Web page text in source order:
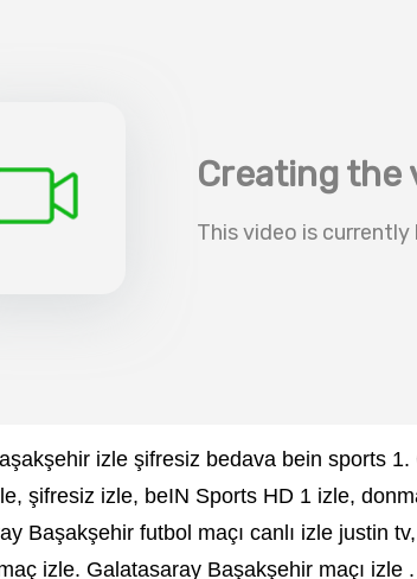
izle şifresiz bedava bein sports
şifresiz izle, beIN Sports HD 1 izle,
Başakşehir futbol maçı canlı izle justin
izle. Galatasaray Başakşehir maçı izle